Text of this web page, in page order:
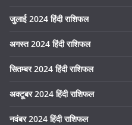
जुलाई 2024 हिंदी राशिफल
अगस्त 2024 हिंदी राशिफल
सितम्बर 2024 हिंदी राशिफल
अक्टूबर 2024 हिंदी राशिफल
नवंबर 2024 हिंदी राशिफल